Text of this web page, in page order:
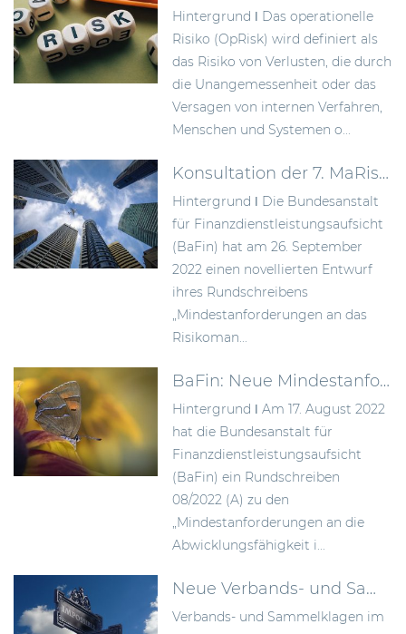
Hintergrund ǀ Das operationelle
Risiko (OpRisk) wird definiert als
das Risiko von Verlusten, die durch
die Unangemessenheit oder das
Versagen von internen Verfahren,
Menschen und Systemen o...
Konsultation der 7. MaRisk-Novelle
Hintergrund ǀ Die Bundesanstalt
für Finanzdienstleistungsaufsicht
(BaFin) hat am 26. September
2022 einen novellierten Entwurf
ihres Rundschreibens
„Mindestanforderungen an das
Risikoman...
BaFin: Neue Mindestanforderungen zur Verbesserung der Abwicklungsfähigkeit von Instituten
Hintergrund ǀ Am 17. August 2022
hat die Bundesanstalt für
Finanzdienstleistungsaufsicht
(BaFin) ein Rundschreiben
08/2022 (A) zu den
„Mindestanforderungen an die
Abwicklungsfähigkeit i...
Neue Verbands- und Sammelklagen im Datenschutzrecht
Verbands- und Sammelklagen im